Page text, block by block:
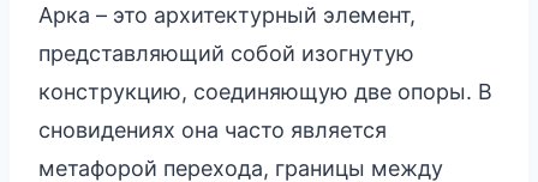
Арка – это архитектурный элемент,
представляющий собой изогнутую
конструкцию, соединяющую две опоры. В
сновидениях она часто является
метафорой перехода, границы между